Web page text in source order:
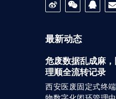
最新动态
危废数据乱成麻
理顺全流转记录
西安医废固定式终